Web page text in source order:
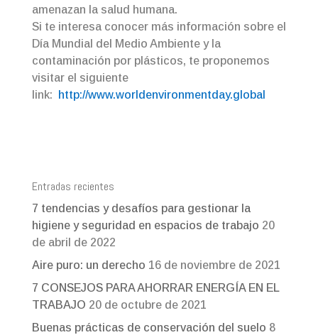
amenazan la salud humana.
Si te interesa conocer más información sobre el
Día Mundial del Medio Ambiente y la
contaminación por plásticos, te proponemos
visitar el siguiente
link:
http://www.worldenvironmentday.global
Entradas recientes
7 tendencias y desafíos para gestionar la
higiene y seguridad en espacios de trabajo 20
de abril de 2022
Aire puro: un derecho 16 de noviembre de 2021
7 CONSEJOS PARA AHORRAR ENERGÍA EN EL
TRABAJO 20 de octubre de 2021
Buenas prácticas de conservación del suelo 8